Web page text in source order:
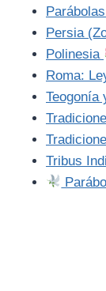
Persia
Polinesia
Roma:
Teogonía
Tribus